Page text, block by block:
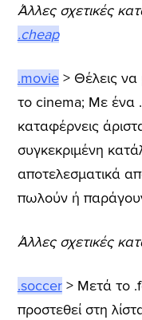
Άλλες σχετικές
.cheap
.movie> Θέλεις να
το cinema; Με ένα
καταφέρνεις
συγκεκριμένη
αποτελεσματικά
πωλούν ή παράγουν
Άλλες σχετικές
.soccer> Μετά το
προστεθεί στη